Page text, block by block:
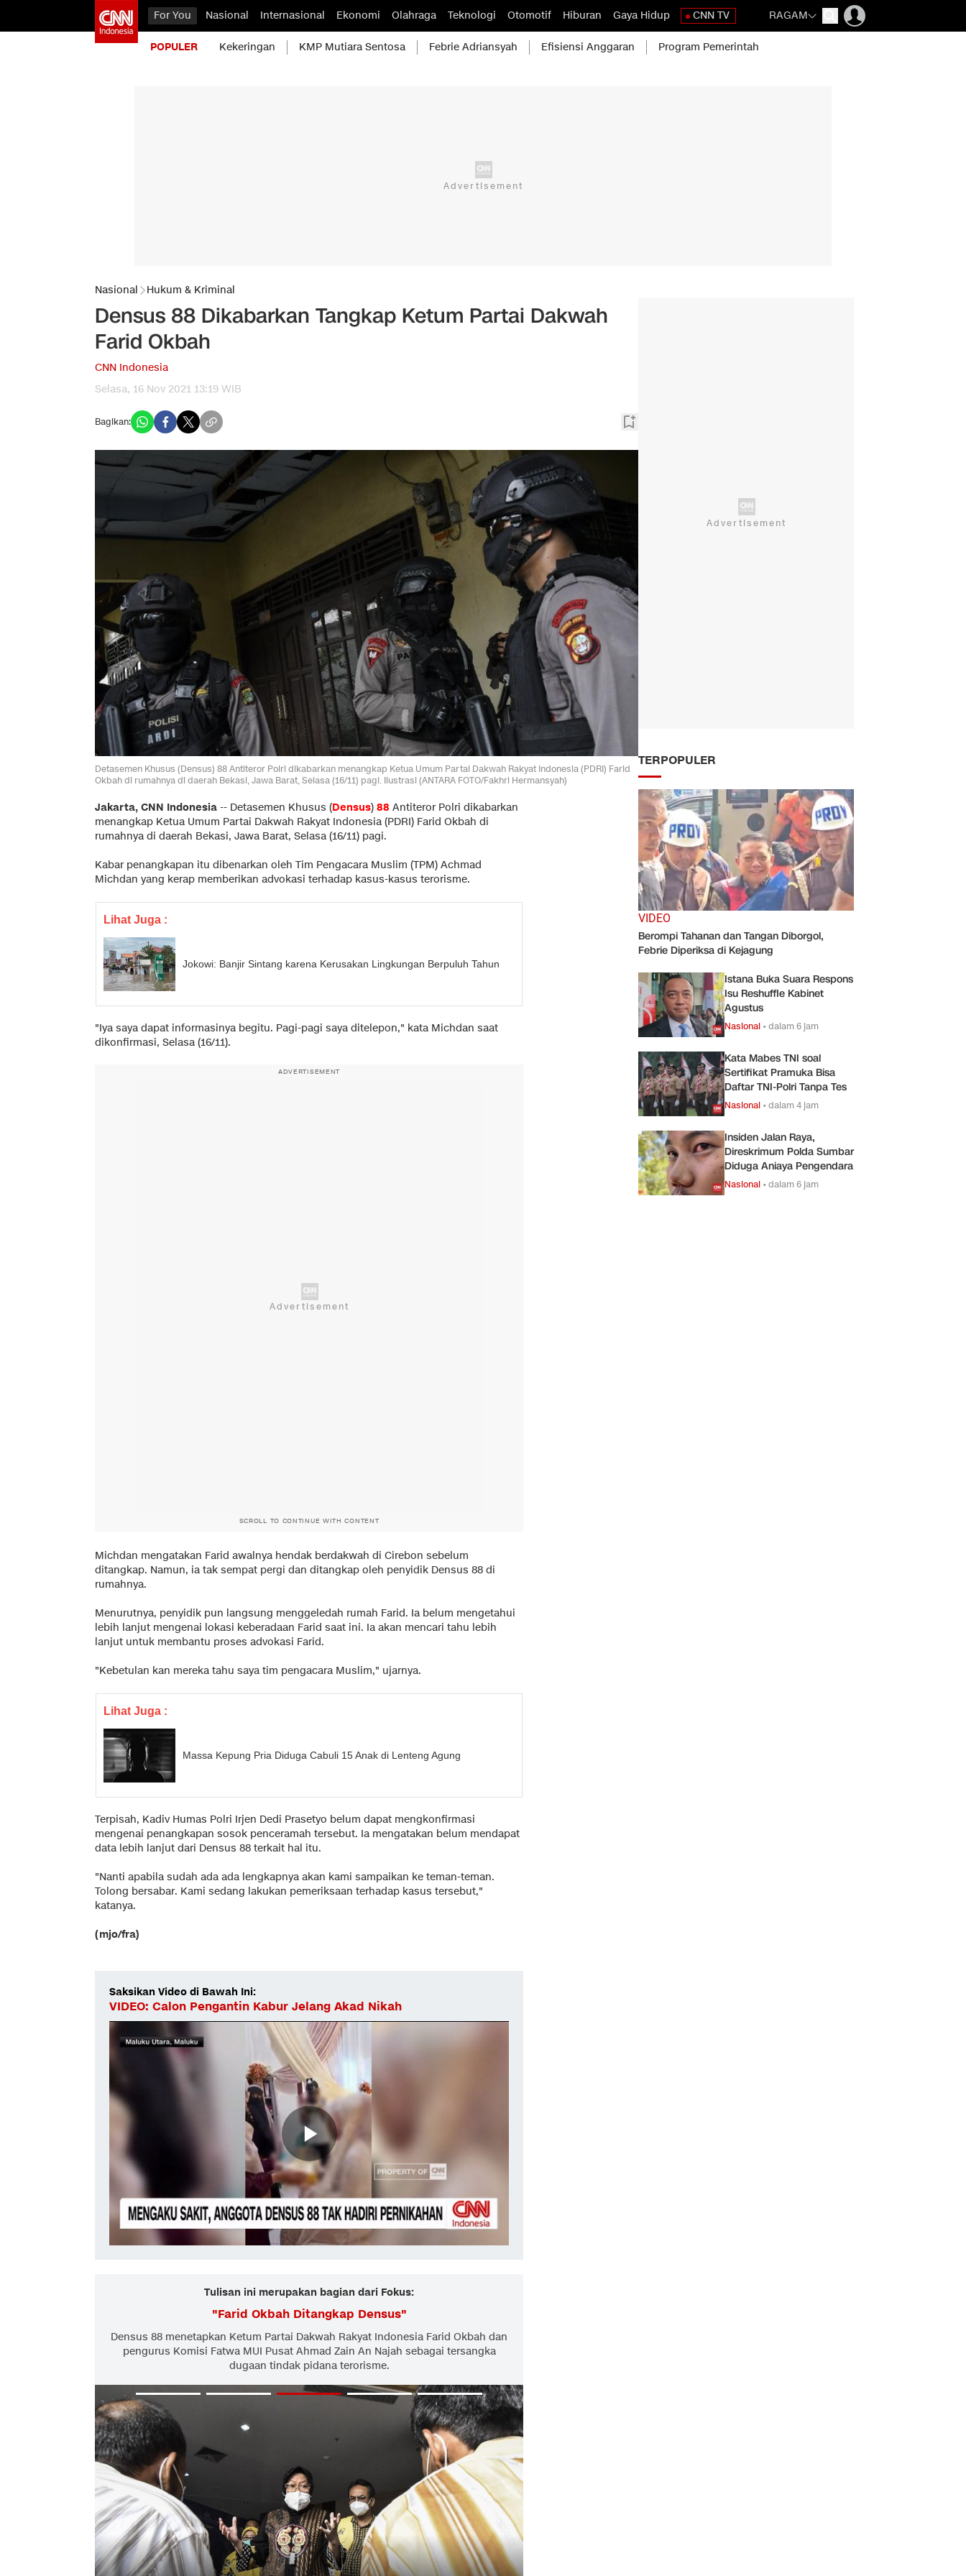
For You Nasional Internasional Ekonomi Olahraga Teknologi Otomotif Hiburan Gaya Hidup CNN TV RAGAM
POPULER Kekeringan KMP Mutiara Sentosa Febrie Adriansyah Efisiensi Anggaran Program Pemerintah
Nasional Hukum & Kriminal
Densus 88 Dikabarkan Tangkap Ketum Partai Dakwah
Farid Okbah
CNN Indonesia
Selasa, 16 Nov 2021 13:19 WIB
Bagikan:
Detasemen Khusus (Densus) 88 Antiteror Polri dikabarkan menangkap Ketua Umum Partai Dakwah Rakyat Indonesia (PDRI) Farid
Okbah di rumahnya di daerah Bekasi, Jawa Barat, Selasa (16/11) pagi. Ilustrasi (ANTARA FOTO/Fakhri Hermansyah)
Jakarta, CNN Indonesia -- Detasemen Khusus (Densus) 88 Antiteror Polri dikabarkan
menangkap Ketua Umum Partai Dakwah Rakyat Indonesia (PDRI) Farid Okbah di
rumahnya di daerah Bekasi, Jawa Barat, Selasa (16/11) pagi.
Kabar penangkapan itu dibenarkan oleh Tim Pengacara Muslim (TPM) Achmad
Michdan yang kerap memberikan advokasi terhadap kasus-kasus terorisme.
Lihat Juga :
Jokowi: Banjir Sintang karena Kerusakan Lingkungan Berpuluh Tahun
"Iya saya dapat informasinya begitu. Pagi-pagi saya ditelepon," kata Michdan saat
dikonfirmasi, Selasa (16/11).
ADVERTISEMENT
SCROLL TO CONTINUE WITH CONTENT
Michdan mengatakan Farid awalnya hendak berdakwah di Cirebon sebelum
ditangkap. Namun, ia tak sempat pergi dan ditangkap oleh penyidik Densus 88 di
rumahnya.
Menurutnya, penyidik pun langsung menggeledah rumah Farid. Ia belum mengetahui
lebih lanjut mengenai lokasi keberadaan Farid saat ini. Ia akan mencari tahu lebih
lanjut untuk membantu proses advokasi Farid.
"Kebetulan kan mereka tahu saya tim pengacara Muslim," ujarnya.
Lihat Juga :
Massa Kepung Pria Diduga Cabuli 15 Anak di Lenteng Agung
Terpisah, Kadiv Humas Polri Irjen Dedi Prasetyo belum dapat mengkonfirmasi
mengenai penangkapan sosok penceramah tersebut. Ia mengatakan belum mendapat
data lebih lanjut dari Densus 88 terkait hal itu.
"Nanti apabila sudah ada ada lengkapnya akan kami sampaikan ke teman-teman.
Tolong bersabar. Kami sedang lakukan pemeriksaan terhadap kasus tersebut,"
katanya.
(mjo/fra)
Saksikan Video di Bawah Ini:
VIDEO: Calon Pengantin Kabur Jelang Akad Nikah
Tulisan ini merupakan bagian dari Fokus:
"Farid Okbah Ditangkap Densus"
Densus 88 menetapkan Ketum Partai Dakwah Rakyat Indonesia Farid Okbah dan
pengurus Komisi Fatwa MUI Pusat Ahmad Zain An Najah sebagai tersangka
dugaan tindak pidana terorisme.
TERPOPULER
VIDEO
Berompi Tahanan dan Tangan Diborgol,
Febrie Diperiksa di Kejagung
Istana Buka Suara Respons
Isu Reshuffle Kabinet
Agustus
Nasional •dalam 6 jam
Kata Mabes TNI soal
Sertifikat Pramuka Bisa
Daftar TNI-Polri Tanpa Tes
Nasional •dalam 4 jam
Insiden Jalan Raya,
Direskrimum Polda Sumbar
Diduga Aniaya Pengendara
Nasional •dalam 6 jam